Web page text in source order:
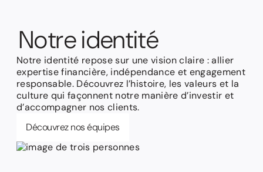
Notreidentité
Notre identité repose sur une vision claire : allier
expertise financière, indépendance et engagement
responsable. Découvrez l’histoire, les valeurs et la
culture qui façonnent notre manière d’investir et
d’accompagner nos clients.
Découvrez nos équipes